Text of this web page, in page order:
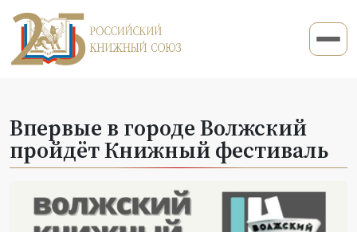
Впервые в городе Волжский
пройдёт Книжный фестиваль